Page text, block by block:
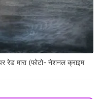
रेड मारा (फोटो- नेशनल क्राइम